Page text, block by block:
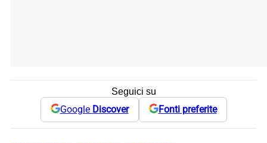
Seguici su
Google Discover Fonti preferite